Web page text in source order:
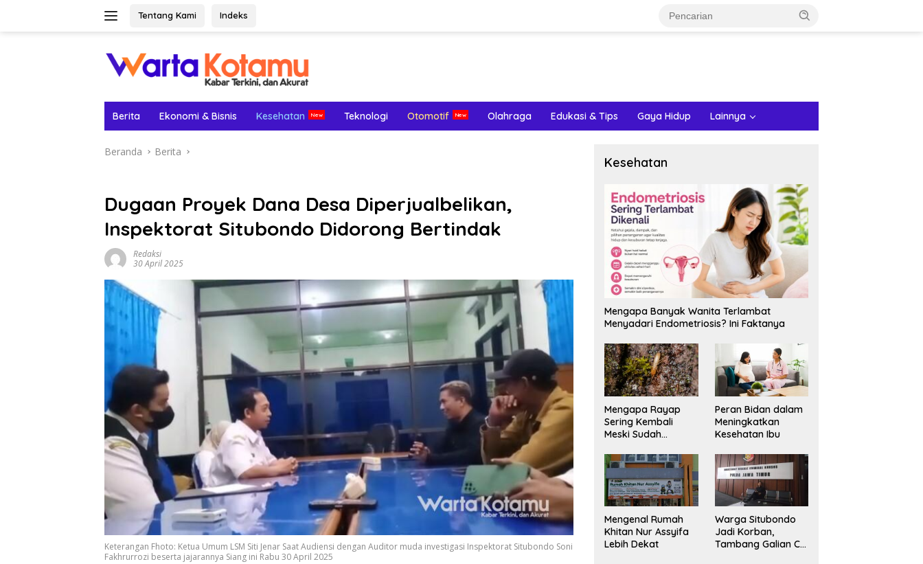
Tentang Kami Indeks
Berita Ekonomi & Bisnis Kesehatan Teknologi Otomotif Olahraga Edukasi & Tips Gaya Hidup Lainnya
Beranda Berita
Dugaan Proyek Dana Desa Diperjualbelikan,
Inspektorat Situbondo Didorong Bertindak
Redaksi
30 April 2025
Keterangan Fhoto: Ketua Umum LSM Siti Jenar Saat Audiensi dengan Auditor muda investigasi Inspektorat Situbondo Soni
Fakhrurrozi beserta jajarannya Siang ini Rabu 30 April 2025
Kesehatan
Mengapa Banyak Wanita Terlambat
Menyadari Endometriosis? Ini Faktanya
Mengapa Rayap
Sering Kembali
Meski Sudah
Peran Bidan dalam
Meningkatkan
Kesehatan Ibu
Mengenal Rumah
Khitan Nur Assyifa
Lebih Dekat
Warga Situbondo
Jadi Korban,
Tambang Galian C